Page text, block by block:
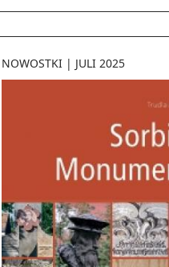
NOWOSTKI | JULI 2025